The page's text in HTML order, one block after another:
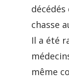
chasse
Il a été
même